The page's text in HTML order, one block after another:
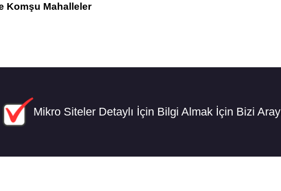
Komşu Mahalleler
Mikro Siteler Detaylı İçin Bilgi Almak İçin Bizi